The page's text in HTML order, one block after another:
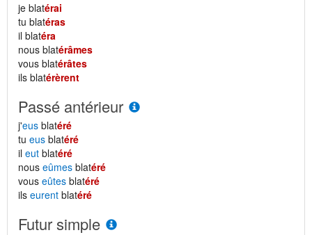
je blatérai
tu blatéras
il blatéra
nous blatérâmes
vous blatérâtes
ils blatérèrent
Passé antérieur
j'eus blatéré
tu eus blatéré
il eut blatéré
nous eûmes blatéré
vous eûtes blatéré
ils eurent blatéré
Futur simple